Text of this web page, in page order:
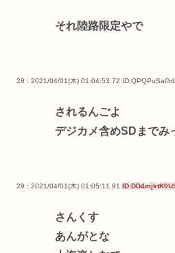
それ陸路限定やで
28 : 2021/04/01(木) 01:04:53.72
されるんごよ
デジカメ含めSDまでみ
29 : 2021/04/01(木) 01:05:11.91
さんくす
あんがとな